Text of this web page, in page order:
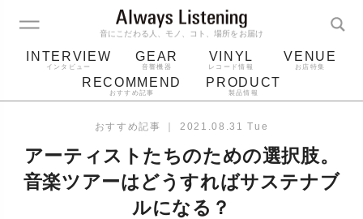
音にこだわる人、モノ、コト、場所をお届け
INTERVIEW
インタビュー
GEAR
音響機器
VINYL
レコード情報
VENUE
お店特集
RECOMMEND
おすすめ記事
PRODUCT
製品情報
アルバム
レコード針
おすすめ記事 ｜ 2021.08.31 Tue
アーティストたちのための選択肢。
音楽ツアーはどうすればサステナブ
ルになる？